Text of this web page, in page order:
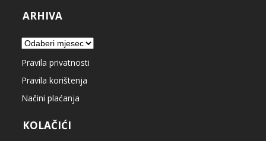
ARHIVA
Arhiva
Pravila privatnosti
Pravila korištenja
Načini plaćanja
KOLAČIĆI